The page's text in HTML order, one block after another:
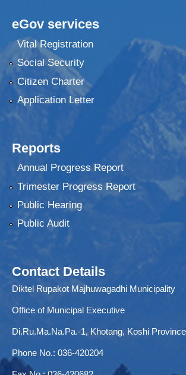
eGov services
Vital Registration
Social Security
Citizen Charter
Application Letter
Reports
Annual Progress Report
Trimester Progress Report
Public Hearing
Public Audit
Contact Details
Diktel Rupakot Majhuwagadhi Municipality
Office of Municipal Executive
Di.Ru.Ma.Na.Pa.-1, Khotang, Koshi
Phone No.: 036-420204